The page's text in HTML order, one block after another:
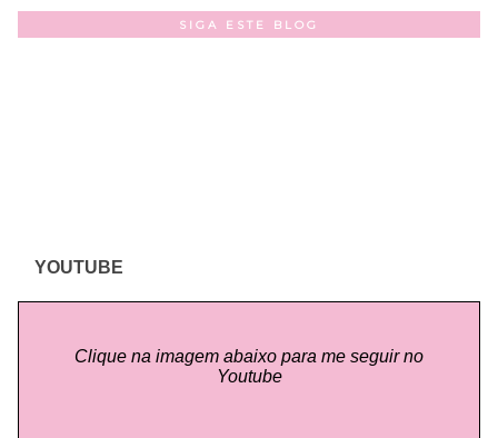
SIGA ESTE BLOG
YOUTUBE
Clique na imagem abaixo para me seguir no
Youtube